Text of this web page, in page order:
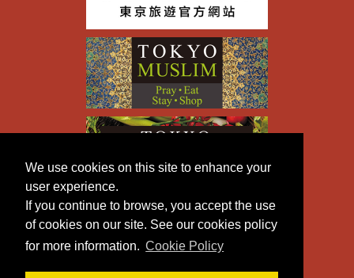
We use cookies on this site to enhance your
user experience.
If you continue to browse, you accept the use
of cookies on our site. See our cookies policy
for more information. Cookie Policy